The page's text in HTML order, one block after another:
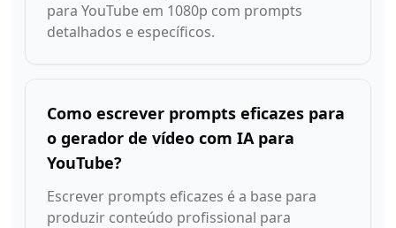
para YouTube em 1080p com prompts
detalhados e específicos.
Como escrever prompts eficazes para
o gerador de vídeo com IA para
YouTube?
Escrever prompts eficazes é a base para
produzir conteúdo profissional para